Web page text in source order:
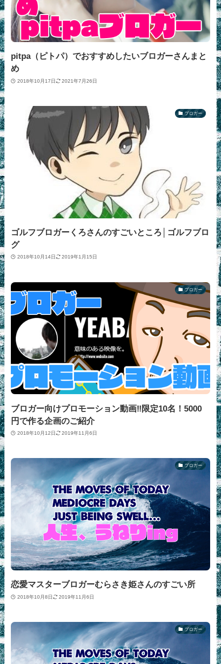
pitpa（ピトパ）でおすすめしたいブロガーさんまと
め
2018年10月17日 2021年7月26日
ブロガー
ゴルフブロガーくろさんのすごいところ│ゴルフブロ
グ
2018年10月14日 2019年1月15日
ブロガー
ブロガー向けプロモーション動画‼限定10名！5000
円で作る企画のご紹介
2018年10月12日 2019年11月6日
ブロガー
恋愛マスターブロガーむらさき姫さんのすごい所
2018年10月8日 2019年11月6日
ブロガー